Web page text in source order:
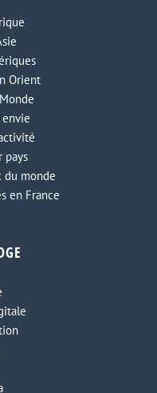
Orient
envie
pays
du monde
en France